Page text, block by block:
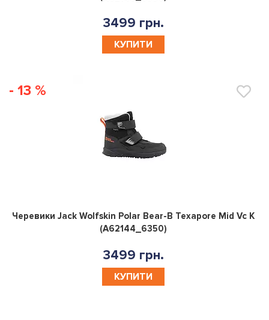
3499 грн.
КУПИТИ
- 13 %
0
Черевики Jack Wolfskin Polar Bear-B Texapore Mid Vc K
(A62144_6350)
3499 грн.
КУПИТИ